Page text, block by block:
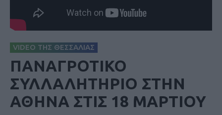
VIDEO ΤΗΣ ΘΕΣΣΑΛΙΑΣ
ΠΑΝΑΓΡΟΤΙΚΟ
ΣΥΛΛΑΛΗΤΗΡΙΟ ΣΤΗΝ
ΑΘΗΝΑ ΣΤΙΣ 18 ΜΑΡΤΙΟΥ